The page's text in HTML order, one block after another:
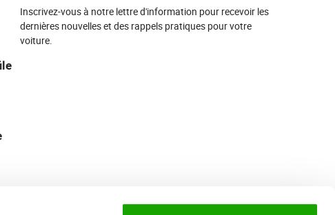
Inscrivez-vous à notre lettre d'information pour recevoir les
dernières nouvelles et des rappels pratiques pour votre
voiture.